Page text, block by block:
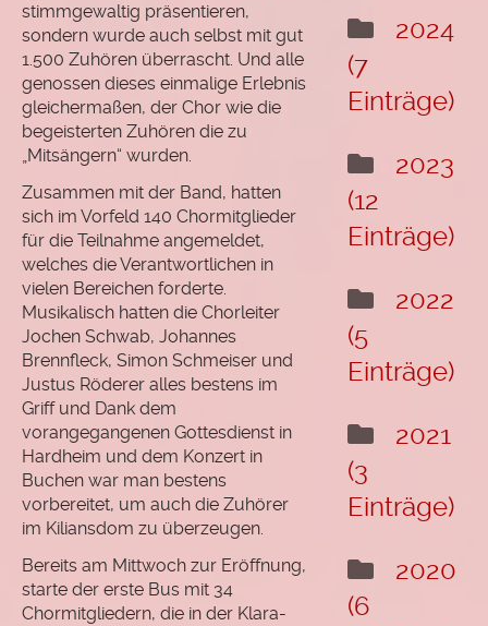
Termine
Rückblick
Chormitglieder
Als Chormitglied
registrieren
Login Mitgliederbereich
Passwort vergessen
stimmgewaltig präsentieren,
sondern wurde auch selbst mit gut
1.500 Zuhören überrascht. Und alle
genossen dieses einmalige Erlebnis
gleichermaßen, der Chor wie die
begeisterten Zuhören die zu
„Mitsängern“ wurden.
Zusammen mit der Band, hatten
sich im Vorfeld 140 Chormitglieder
für die Teilnahme angemeldet,
welches die Verantwortlichen in
vielen Bereichen forderte.
Musikalisch hatten die Chorleiter
Jochen Schwab, Johannes
Brennfleck, Simon Schmeiser und
Justus Röderer alles bestens im
Griff und Dank dem
vorangegangenen Gottesdienst in
Hardheim und dem Konzert in
Buchen war man bestens
vorbereitet, um auch die Zuhörer
im Kiliansdom zu überzeugen.
Bereits am Mittwoch zur Eröffnung,
starte der erste Bus mit 34
Chormitgliedern, die in der Klara-
2024
(7
Einträge)
2023
(12
Einträge)
2022
(5
Einträge)
2021
(3
Einträge)
2020
(6